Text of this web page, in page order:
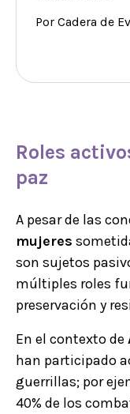
Por Cadera de
Roles
paz
A pesar de las
mujeres
son sujetos
múltiples roles
preservación y
En el contexto de
han participado
guerrillas; por
40% de los